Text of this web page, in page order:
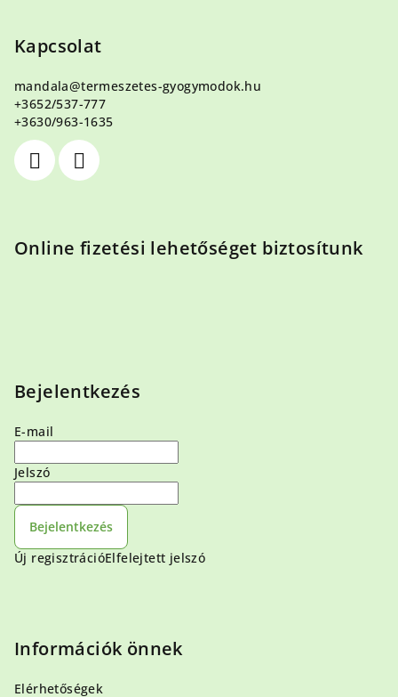
Kapcsolat
mandala@termeszetes-gyogymodok.hu
+3652/537-777
+3630/963-1635
Online fizetési lehetőséget biztosítunk
Bejelentkezés
E-mail
Jelszó
Bejelentkezés
Új regisztrációElfelejtett jelszó
Információk önnek
Elérhetőségek